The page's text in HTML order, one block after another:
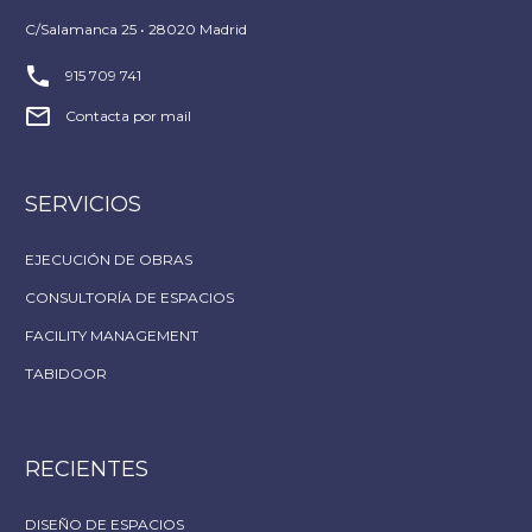
C/Salamanca 25 • 28020 Madrid

 915 709 741

 Contacta por mail
SERVICIOS
EJECUCIÓN DE OBRAS
CONSULTORÍA DE ESPACIOS
FACILITY MANAGEMENT
TABIDOOR
RECIENTES
DISEÑO DE ESPACIOS